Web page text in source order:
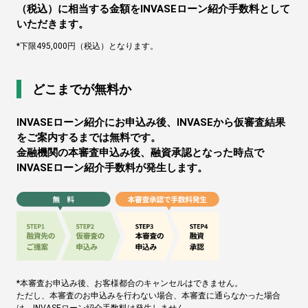
（税込）に相当する金額をINVASEローン紹介手数料として
いただきます。
*下限495,000円（税込）となります。
どこまでが無料か
INVASEローン紹介にお申込み後、INVASEから仮審査結果
をご案内するまでは無料です。
金融機関の本審査申込み後、融資承認となった時点で
INVASEローン紹介手数料が発生します。
*本審査お申込み後、お客様都合のキャンセルはできません。
ただし、本審査のお申込みを行わない場合、本審査に通らなかった場合